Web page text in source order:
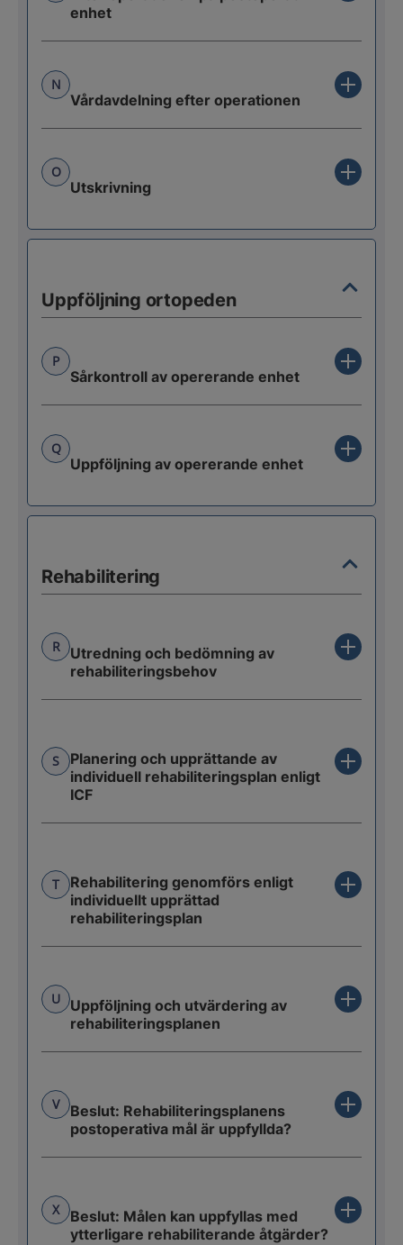
enhet
N
Vårdavdelning efter operationen
O
Utskrivning
Uppföljning ortopeden
P
Sårkontroll av opererande enhet
Q
Uppföljning av opererande enhet
Rehabilitering
R
Utredning och bedömning av
rehabiliteringsbehov
S
Planering och upprättande av
individuell rehabiliteringsplan enligt
ICF
T
Rehabilitering genomförs enligt
individuellt upprättad
rehabiliteringsplan
U
Uppföljning och utvärdering av
rehabiliteringsplanen
V
Beslut: Rehabiliteringsplanens
postoperativa mål är uppfyllda?
X
Beslut: Målen kan uppfyllas med
ytterligare rehabiliterande åtgärder?